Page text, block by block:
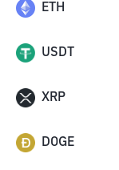
ETH
USDT
XRP
DOGE